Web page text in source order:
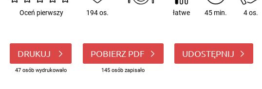
Oceń pierwszy 194 os. łatwe 45 min. 4 os.
DRUKUJ
47 osób wydrukowało
POBIERZ PDF
145 osób zapisało
UDOSTĘPNIJ